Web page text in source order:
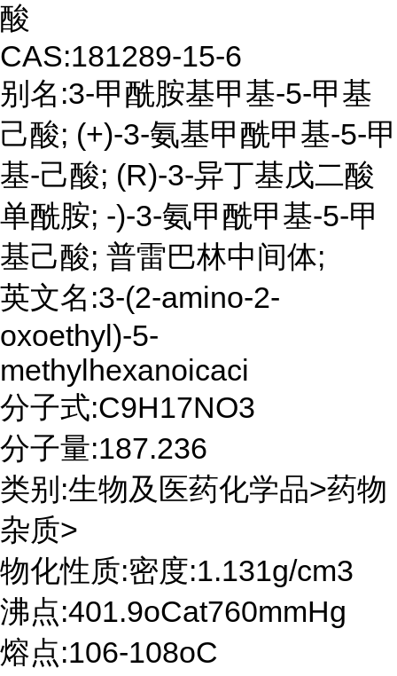
酸
CAS:181289-15-6
别名:3-甲酰胺基甲基-5-甲基
己酸; (+)-3-氨基甲酰甲基-5-甲
基-己酸; (R)-3-异丁基戊二酸
单酰胺; -)-3-氨甲酰甲基-5-甲
基己酸; 普雷巴林中间体;
英文名:3-(2-amino-2-
oxoethyl)-5-
methylhexanoicaci
分子式:C9H17NO3
分子量:187.236
类别:生物及医药化学品>药物
杂质>
物化性质:密度:1.131g/cm3
沸点:401.9oCat760mmHg
熔点:106-108oC